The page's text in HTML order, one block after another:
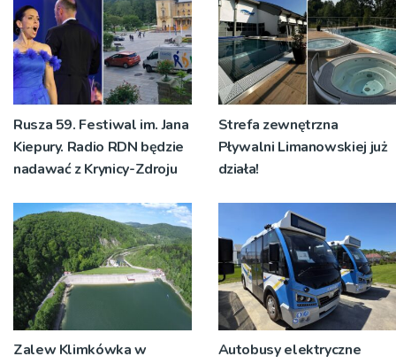
Rusza 59. Festiwal im. Jana
Kiepury. Radio RDN będzie
nadawać z Krynicy-Zdroju
Strefa zewnętrzna
Pływalni Limanowskiej już
działa!
Zalew Klimkówka w
Autobusy elektryczne